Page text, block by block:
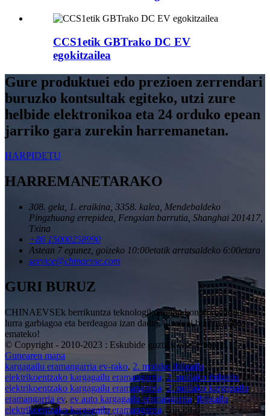
CCS1etik GBTrako DC EV
egokitzailea
Gure produktuei edo prezioen zerrendari
buruzko kontsultak egiteko, utzi zure
helbide elektronikoa eta 24 orduko epean
jarriko gara zurekin harremanetan.
HARPIDETU
HARREMANETARAKO
308. gela, 1. eraikina, 3358. kalea, Mendebaldeko
Pingzhuang errepidea, Fengxian barrutia, Shanghai 201417,
Txina
+86 15000258990
Astean 7 egunez, goizeko 10:00etatik arratsaldeko 6:00etara
service@chinaevse.com
GURI BURUZ
CHINAEVSEk berrikuntza teknologikoarekin konprometituko da
lurra garbiagoa eta berdeagoa izan dadin, gizakiei bizitza hobea
emateko!
© Copyright - 2010-2023 : Eskubide guztiak erreserbatuta.
Gunearen mapa
kargagailu eramangarria ev-rako, 2. motako ibilgailu
elektrikoentzako kargagailu eramangarria,2. mailako ibilgailu
elektrikoentzako kargagailu eramangarria,2. mailako kargagailu
eramangarria ev, ev auto kargagailu eramangarria,Ibilgailu
elektrikoentzako kargagailu eramangarria,